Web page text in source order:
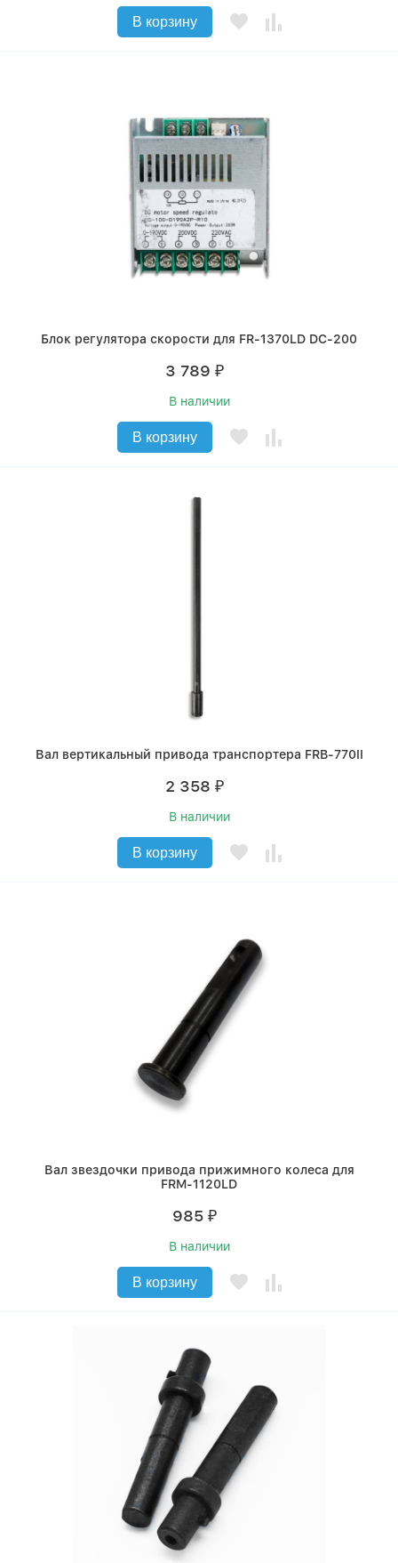
В корзину
Блок регулятора скорости для FR-1370LD DC-200
3 789 ₽
В наличии
В корзину
Вал вертикальный привода транспортера FRB-770II
2 358 ₽
В наличии
В корзину
Вал звездочки привода прижимного колеса для
FRM-1120LD
985 ₽
В наличии
В корзину